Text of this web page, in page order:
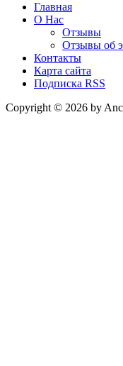
Главная
О Нас
Отзывы
Отзывы об
Контакты
Карта сайта
Подписка RSS
Copyright © 2026 by